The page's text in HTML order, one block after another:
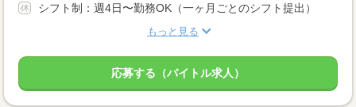
シフト制：週4日〜勤務OK（一ヶ月ごとのシフト提出）
もっと見る
応募する（バイトル求人）